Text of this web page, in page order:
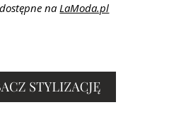
naLaModa.pl